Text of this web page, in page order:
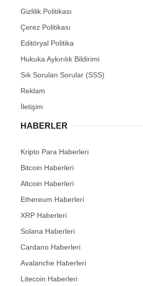
Gizlilik Politikası
Çerez Politikası
Editöryal Politika
Hukuka Aykırılık Bildirimi
Sık Sorulan Sorular (SSS)
Reklam
İletişim
HABERLER
Kripto Para Haberleri
Bitcoin Haberleri
Altcoin Haberleri
Ethereum Haberleri
XRP Haberleri
Solana Haberleri
Cardano Haberleri
Avalanche Haberleri
Litecoin Haberleri